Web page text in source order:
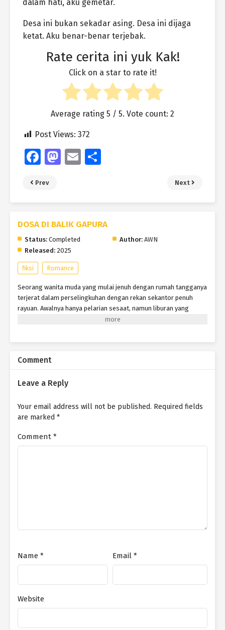
dalam hati, aku gemetar.
Desa ini bukan sekadar asing. Desa ini dijaga
ketat. Aku benar-benar terjebak.
Rate cerita ini yuk Kak!
Click on a star to rate it!
Average rating 5 / 5. Vote count: 2
Post Views: 372
Fa
b
o
o
k
M
d
o
n
E
l
e
Prev Next
DOSA DI BALIK GAPURA
Status: Completed Author: AWN
Released: 2025
fiksi Romance
Seorang wanita muda yang mulai jenuh dengan rumah tangganya
terjerat dalam perselingkuhan dengan rekan sekantor penuh
rayuan. Awalnya hanya pelarian sesaat, namun liburan yang
dijanjikan berubah jadi jerat ketika ia justru dibawa ke desa
menemukan jejak istrinya. Pertemuan di desa itu pun jadi titik
mengikat, akankah rumah tangga mereka masih bisa
Comment
Leave a Reply
Your email address will not be published. Required fields
are marked *
Comment *
Name * Email *
Website